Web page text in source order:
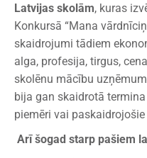
Latvijas skolām, kuras
Konkursā “Mana
skaidrojumi tādiem
alga, profesija, tirgus,
skolēnu mācību
bija gan skaidrotā
piemēri vai
Arī šogad starp pašiem